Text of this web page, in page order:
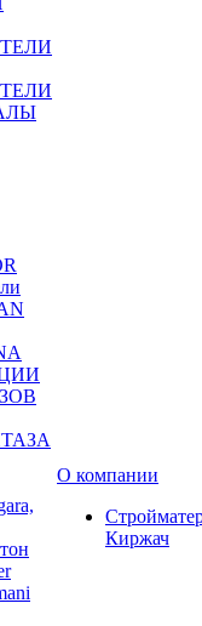
О компании
Киржач